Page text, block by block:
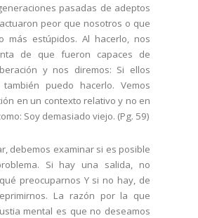
pasadas de adeptos
peor que nosotros o que
más estúpidos. Al hacerlo, nos
de que fueron capaces de
y nos diremos: Si ellos
puedo hacerlo. Vemos
en un contexto relativo y no en
Soy demasiado viejo. (Pg. 59)
debemos examinar si es posible
Si hay una salida, no
preocuparnos Y si no hay, de
La razón por la que
mental es que no deseamos